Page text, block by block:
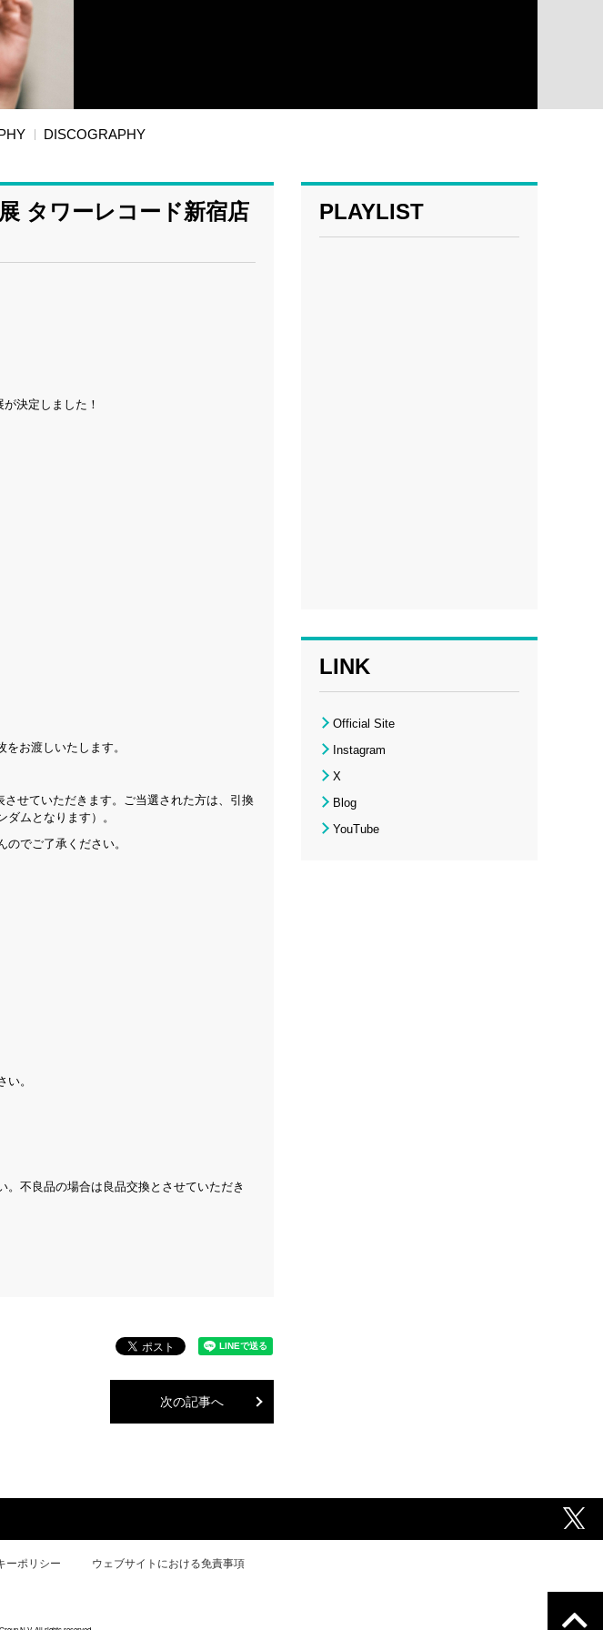
DISCOGRAPHY
タワーレコード新宿店
決定しました！
お渡しいたします。
せていただきます。ご当選された方は、引換
ムとなります）。
でご了承ください。
。
不良品の場合は良品交換とさせていただき
次の記事へ
PLAYLIST
LINK
Official Site
Instagram
X
Blog
YouTube
ーポリシー ウェブサイトにおける免責事項